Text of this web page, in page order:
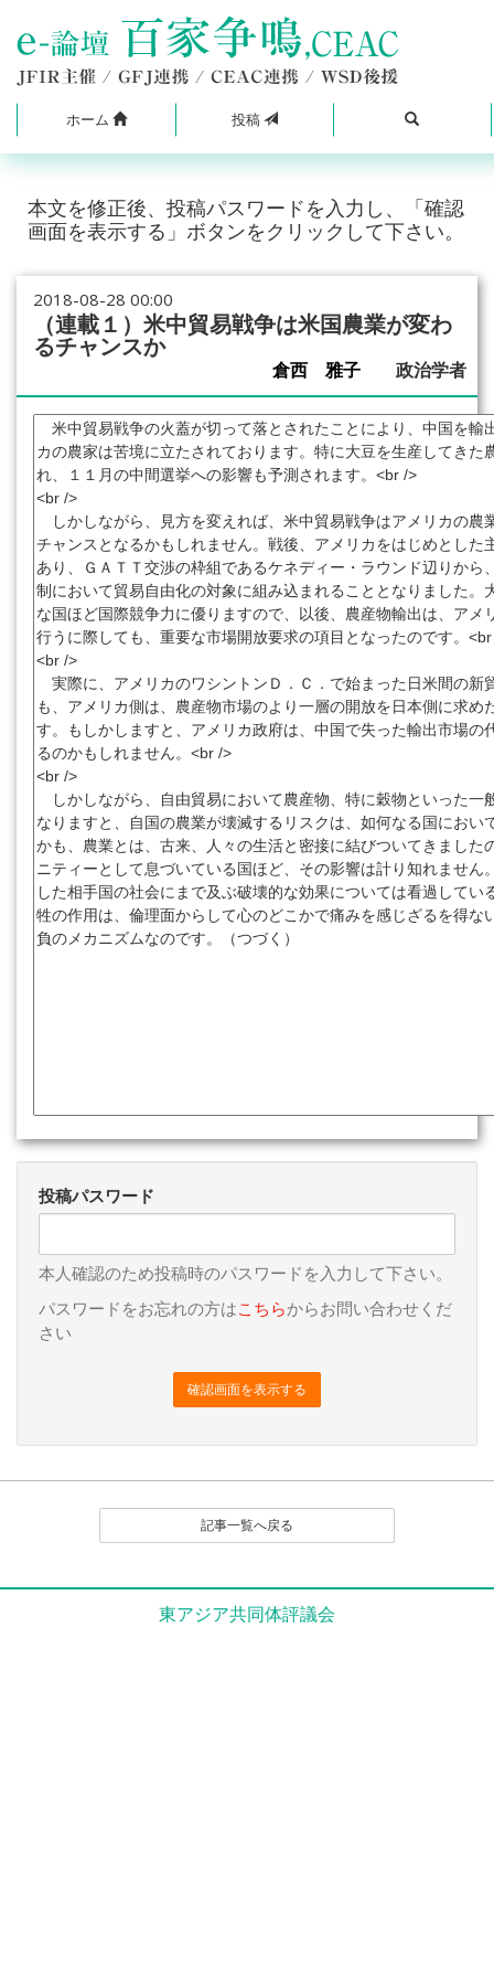
ホーム 投稿
本文を修正後、投稿パスワードを入力し、「確認
画面を表示する」ボタンをクリックして下さい。
2018-08-28 00:00
（連載１）米中貿易戦争は米国農業が変わ
るチャンスか
倉西 雅子 政治学者
投稿パスワード
本人確認のため投稿時のパスワードを入力して下さい。
パスワードをお忘れの方はこちらからお問い合わせくだ
さい
確認画面を表示する
記事一覧へ戻る
東アジア共同体評議会